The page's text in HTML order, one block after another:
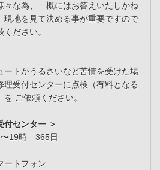
々な為、一概にはお答えいたしかね
現地を見て決める事が重要ですので
ださい。
ートがうるさいなど苦情を受けた場
理受付センターに点検（有料となる
ご依頼ください。
付センター ＞
〜19時 365日
ートフォン